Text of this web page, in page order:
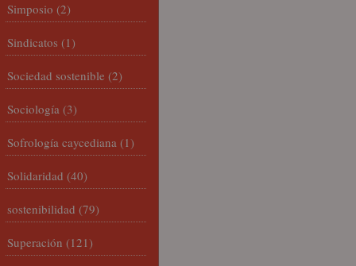
Simposio (2)
Sindicatos (1)
Sociedad sostenible (2)
Sociología (3)
Sofrología caycediana (1)
Solidaridad (40)
sostenibilidad (79)
Superación (121)